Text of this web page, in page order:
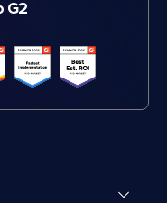
G2